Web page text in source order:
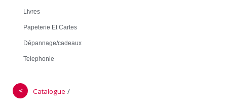
Livres
Papeterie Et Cartes
Dépannage/cadeaux
Telephonie
＜ Catalogue /